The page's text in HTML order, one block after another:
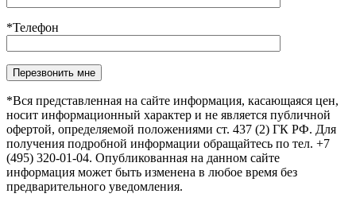
*Телефон
Оставьте это поле пустым.
*Вся представленная на сайте информация, касающаяся цен,
носит информационный характер и не является публичной
офертой, определяемой положениями ст. 437 (2) ГК РФ. Для
получения подробной информации обращайтесь по тел. +7
(495) 320-01-04. Опубликованная на данном сайте
информация может быть изменена в любое время без
предварительного уведомления.